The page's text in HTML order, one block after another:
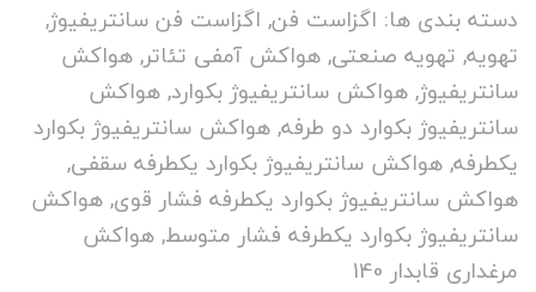
دسته بندی ها: اگزاست فن, اگزاست فن سانتریفیوژ,
تهویه, تهویه صنعتی,هواکش آمفی تئاتر,هواکش
سانتریفیوژ,هواکش سانتریفیوژ بکوارد,هواکش
سانتریفیوژ بکوارد دو طرفه,هواکش سانتریفیوژ بکوارد
یکطرفه,هواکش سانتریفیوژ بکوارد یکطرفه سقفی,
هواکش سانتریفیوژ بکوارد یکطرفه فشار قوی,هواکش
سانتریفیوژ بکوارد یکطرفه فشار متوسط,هواکش
مرغداری قابدار 140